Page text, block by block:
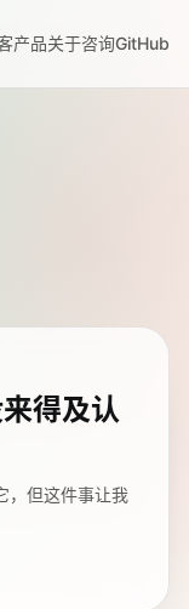
产品关于咨询GitHub
得及认
，但这件事让我